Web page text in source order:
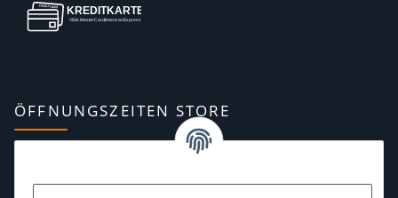
ÖFFNUNGSZEITEN STORE
10:00–13:00, 14:00–18:00 Uhr
Dienstag:10:00–13:00, 14:00–16:00 Uhr